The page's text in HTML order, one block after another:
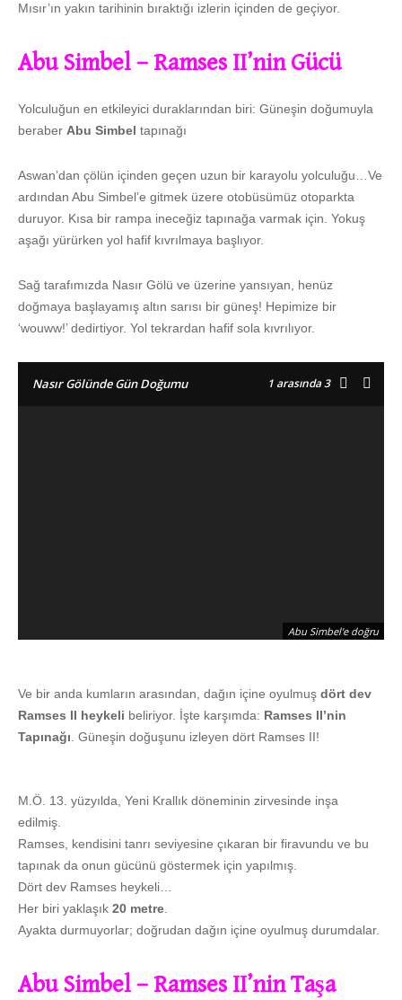
Mısır’ın yakın tarihinin bıraktığı izlerin içinden de geçiyor.
Abu Simbel – Ramses II’nin Gücü
Yolculuğun en etkileyici duraklarından biri: Güneşin doğumuyla
beraber Abu Simbel tapınağı
Aswan’dan çölün içinden geçen uzun bir karayolu yolculuğu…Ve
ardından Abu Simbel’e gitmek üzere otobüsümüz otoparkta
duruyor. Kısa bir rampa ineceğiz tapınağa varmak için. Yokuş
aşağı yürürken yol hafif kıvrılmaya başlıyor.
Sağ tarafımızda Nasır Gölü ve üzerine yansıyan, henüz
doğmaya başlayamış altın sarısı bir güneş! Hepimize bir
‘wouww!’ dedirtiyor. Yol tekrardan hafif sola kıvrılıyor.
Nasır Gölünde Gün Doğumu 1 arasında 3
Abu Simbel'e doğru
Ve bir anda kumların arasından, dağın içine oyulmuş dört dev
Ramses II heykeli beliriyor. İşte karşımda: Ramses II’nin
Tapınağı . Güneşin doğuşunu izleyen dört Ramses II!
M.Ö. 13. yüzyılda, Yeni Krallık döneminin zirvesinde inşa
edilmiş.
Ramses, kendisini tanrı seviyesine çıkaran bir firavundu ve bu
tapınak da onun gücünü göstermek için yapılmış.
Dört dev Ramses heykeli…
Her biri yaklaşık 20 metre
Ayakta durmuyorlar; doğrudan dağın içine oyulmuş durumdalar.
Abu Simbel – Ramses II’nin Taşa